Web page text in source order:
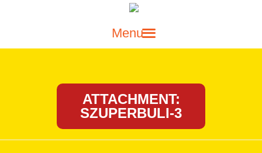
ATTACHMENT:
SZUPERBULI-3
MŰSOR GYEREKEKNEK
SZÍNPADI MŰSOROK
LUFIHAJTOGATÓ BOHÓC